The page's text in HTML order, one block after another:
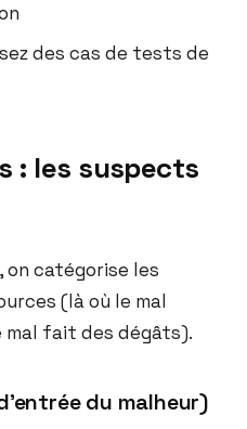
des cas de tests de
: les suspects
on catégorise les
(là où le mal
fait des dégâts).
du malheur)